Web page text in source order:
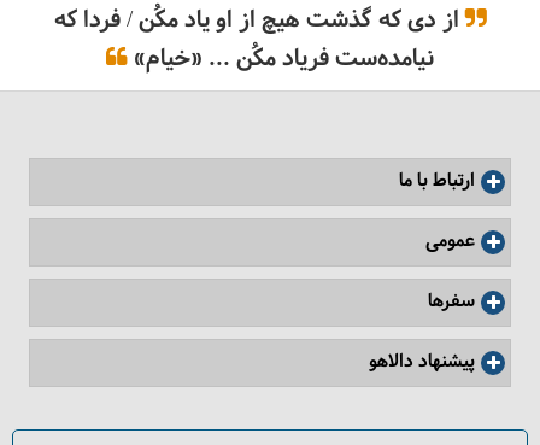
از دی که گذشت هیچ از او یاد مکُن / فردا که
نیامده‌ست فریاد مکُن ... «خیام»
ارتباط با ما
عمومی
سفرها
پیشنهاد دالاهو